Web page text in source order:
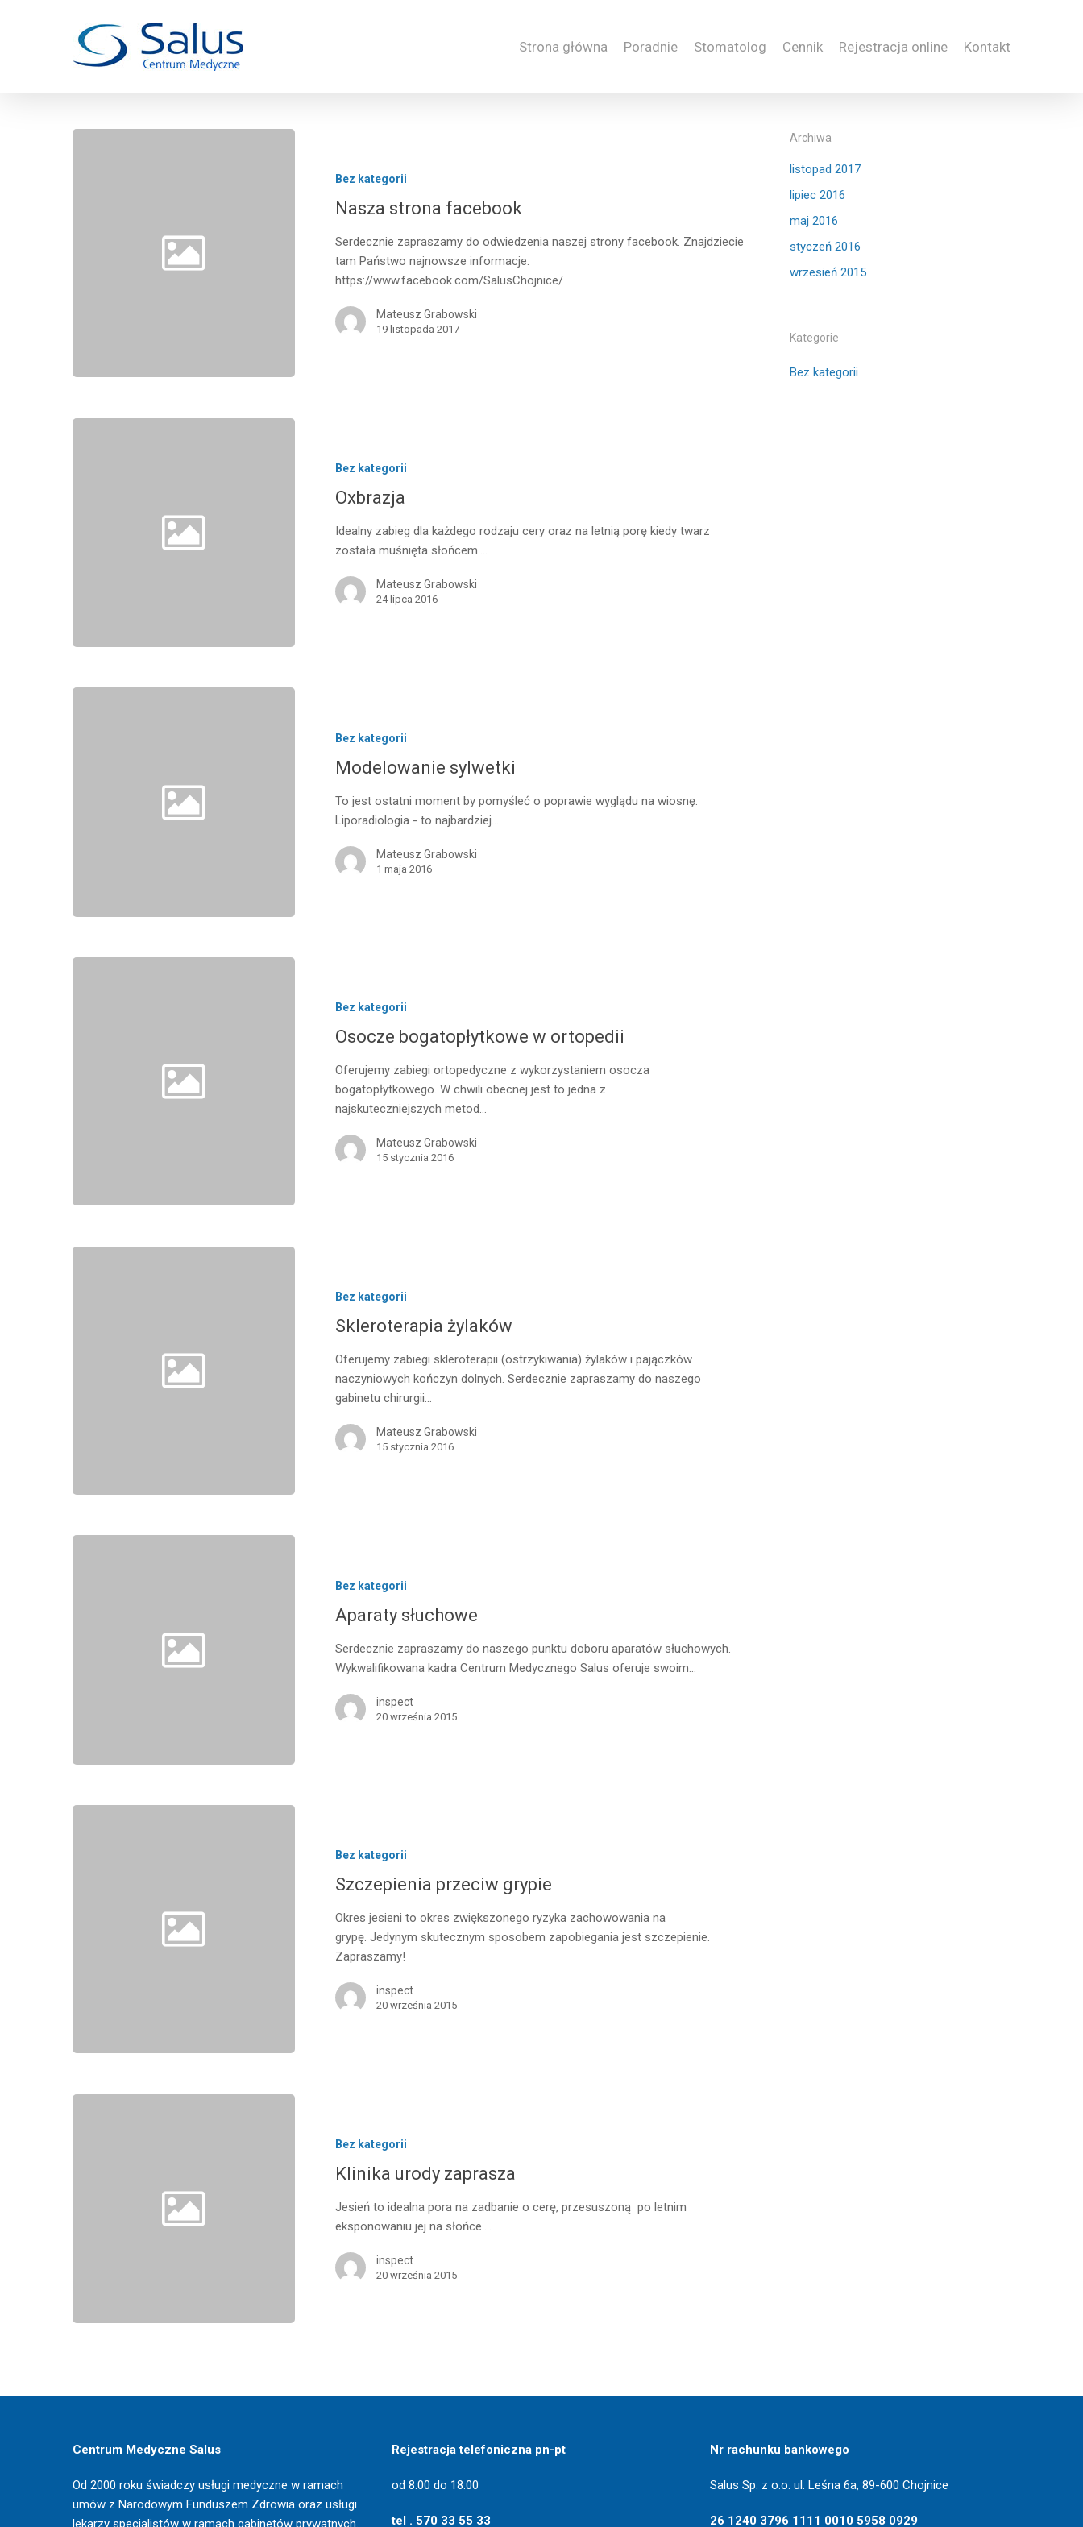
Strona główna Poradnie Stomatolog Cennik Rejestracja online Kontakt
Bez kategorii
Nasza strona facebook
Serdecznie zapraszamy do odwiedzenia naszej strony facebook. Znajdziecie
tam Państwo najnowsze informacje.
https://www.facebook.com/SalusChojnice/
Mateusz Grabowski
19 listopada 2017
Bez kategorii
Oxbrazja
Idealny zabieg dla każdego rodzaju cery oraz na letnią porę kiedy twarz
została muśnięta słońcem.…
Mateusz Grabowski
24 lipca 2016
Bez kategorii
Modelowanie sylwetki
To jest ostatni moment by pomyśleć o poprawie wyglądu na wiosnę.
Liporadiologia - to najbardziej…
Mateusz Grabowski
1 maja 2016
Bez kategorii
Osocze bogatopłytkowe w ortopedii
Oferujemy zabiegi ortopedyczne z wykorzystaniem osocza
bogatopłytkowego. W chwili obecnej jest to jedna z
najskuteczniejszych metod…
Mateusz Grabowski
15 stycznia 2016
Bez kategorii
Skleroterapia żylaków
Oferujemy zabiegi skleroterapii (ostrzykiwania) żylaków i pajączków
naczyniowych kończyn dolnych. Serdecznie zapraszamy do naszego
gabinetu chirurgii…
Mateusz Grabowski
15 stycznia 2016
Bez kategorii
Aparaty słuchowe
Serdecznie zapraszamy do naszego punktu doboru aparatów słuchowych.
Wykwalifikowana kadra Centrum Medycznego Salus oferuje swoim…
inspect
20 września 2015
Bez kategorii
Szczepienia przeciw grypie
Okres jesieni to okres zwiększonego ryzyka zachowowania na
grypę. Jedynym skutecznym sposobem zapobiegania jest szczepienie.
Zapraszamy!
inspect
20 września 2015
Bez kategorii
Klinika urody zaprasza
Jesień to idealna pora na zadbanie o cerę, przesuszoną po letnim
eksponowaniu jej na słońce.…
inspect
20 września 2015
Archiwa
listopad 2017
lipiec 2016
maj 2016
styczeń 2016
wrzesień 2015
Kategorie
Bez kategorii
Centrum Medyczne Salus
Od 2000 roku świadczy usługi medyczne w ramach
umów z Narodowym Funduszem Zdrowia oraz usługi
lekarzy specjalistów w ramach gabinetów prywatnych.
Rejestracja telefoniczna pn-pt
od 8:00 do 18:00
tel . 570 33 55 33
Nr rachunku bankowego
Salus Sp. z o.o. ul. Leśna 6a, 89-600 Chojnice
26 1240 3796 1111 0010 5958 0929